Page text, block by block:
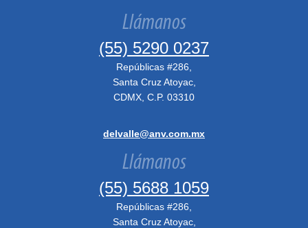
Llámanos
(55) 5290 0237
Repúblicas #286,
Santa Cruz Atoyac,
CDMX, C.P. 03310
delvalle@anv.com.mx
Llámanos
(55) 5688 1059
Repúblicas #286,
Santa Cruz Atoyac,